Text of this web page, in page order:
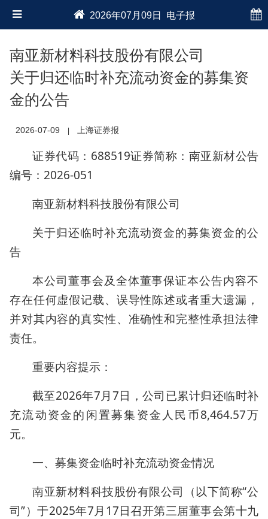
2026年07月09日 电子报
南亚新材料科技股份有限公司
关于归还临时补充流动资金的募集资
金的公告
2026-07-09 上海证券报
证券代码：688519证券简称：南亚新材公告
编号：2026-051
南亚新材料科技股份有限公司
关于归还临时补充流动资金的募集资金的公
告
本公司董事会及全体董事保证本公告内容不
存在任何虚假记载、误导性陈述或者重大遗漏，
并对其内容的真实性、准确性和完整性承担法律
责任。
重要内容提示：
截至2026年7月7日，公司已累计归还临时补
充流动资金的闲置募集资金人民币8,464.57万
元。
一、募集资金临时补充流动资金情况
南亚新材料科技股份有限公司（以下简称“公
司”）于2025年7月17日召开第三届董事会第十九